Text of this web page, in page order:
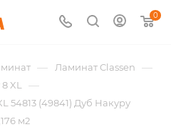
0
— Ламинат Classen —
XL —
54813 (49841) Дуб Накуру
м2